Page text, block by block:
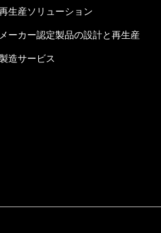
生産ソリューション
メーカー認定製品の設計と再生産
造サービス